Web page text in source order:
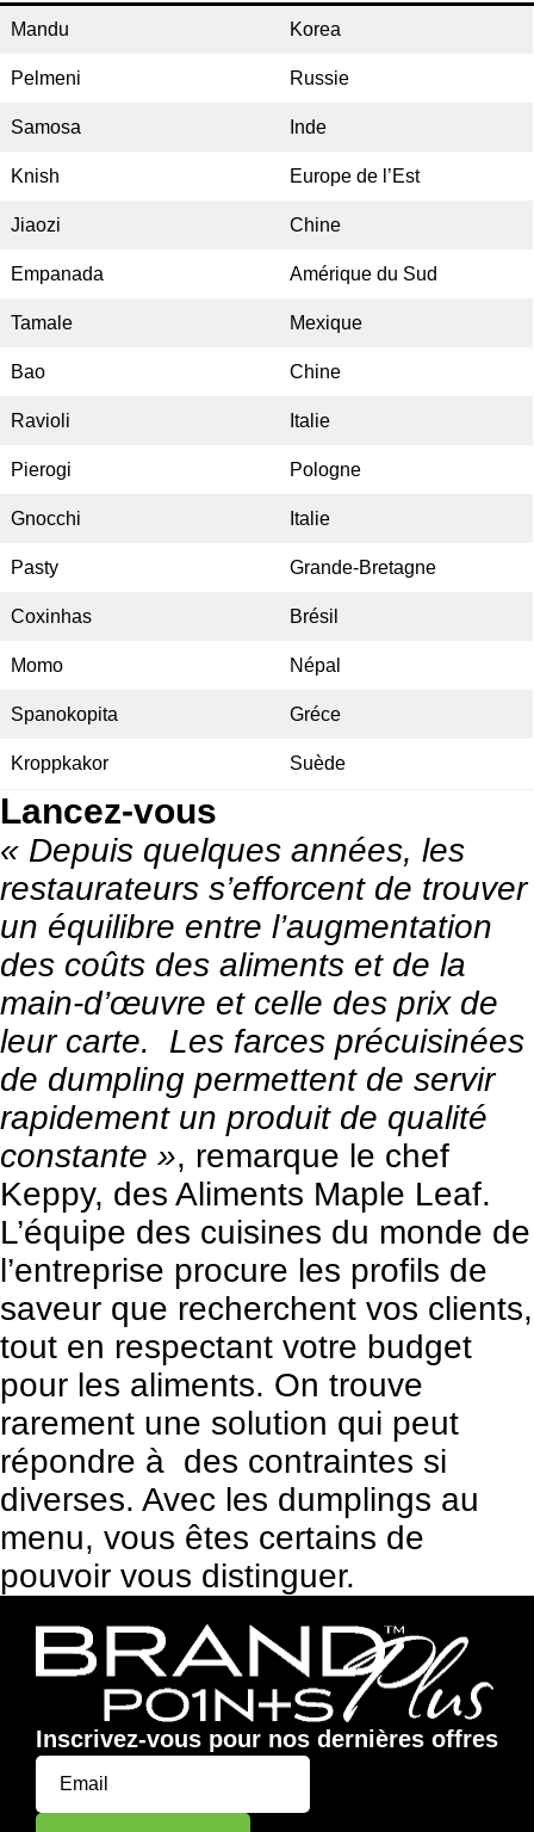
Mandu Korea
Pelmeni Russie
Samosa Inde
Knish Europe de l’Est
Jiaozi Chine
Empanada Amérique du Sud
Tamale Mexique
Bao Chine
Ravioli Italie
Pierogi Pologne
Gnocchi Italie
Pasty Grande-Bretagne
Coxinhas Brésil
Momo Népal
Spanokopita Gréce
Kroppkakor Suède
Lancez-vous
« Depuis quelques années, les
restaurateurs s’efforcent de trouver
un équilibre entre l’augmentation
des coûts des aliments et de la
main-d’œuvre et celle des prix de
leur carte. Les farces précuisinées
de dumpling permettent de servir
rapidement un produit de qualité
constante », remarque le chef
Keppy, des Aliments Maple Leaf.
L’équipe des cuisines du monde de
l’entreprise procure les profils de
saveur que recherchent vos clients,
tout en respectant votre budget
pour les aliments. On trouve
rarement une solution qui peut
répondre à des contraintes si
diverses. Avec les dumplings au
menu, vous êtes certains de
pouvoir vous distinguer.
Inscrivez-vous pour nos dernières offres